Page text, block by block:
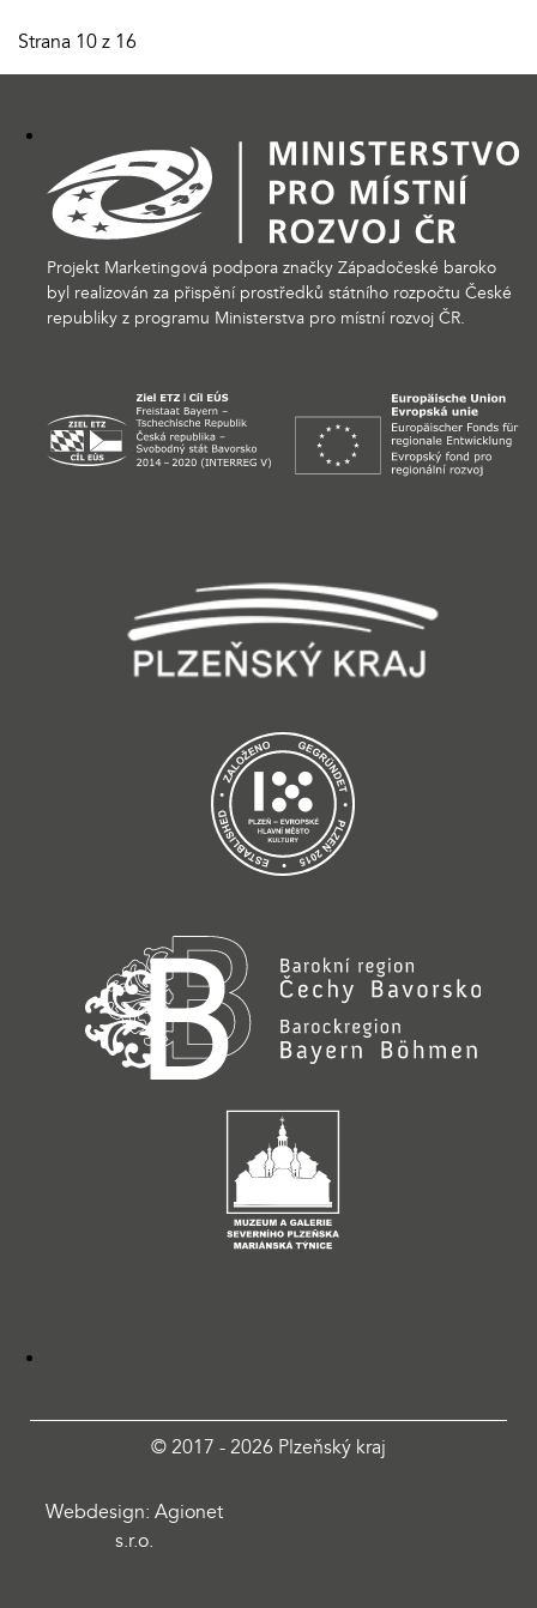
Strana 10 z 16
Projekt Marketingová podpora značky Západočeské baroko
byl realizován za přispění prostředků státního rozpočtu České
republiky z programu Ministerstva pro místní rozvoj ČR.
© 2017 - 2026 Plzeňský kraj
Webdesign: Agionet
s.r.o.